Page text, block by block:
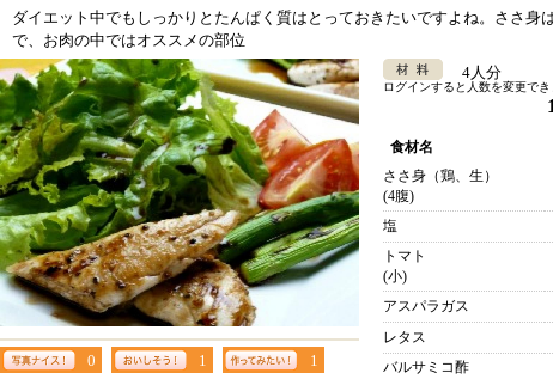
ダイエット中でもしっかりとたんぱく質はとっておきたいですよね。ささ身
で、お肉の中ではオススメの部位
0 1 1
4人分
ログインすると人数を変更でき
食材名
ささ身（鶏、生）
(4腹)
塩
トマト
(小)
アスパラガス
レタス
バルサミコ酢